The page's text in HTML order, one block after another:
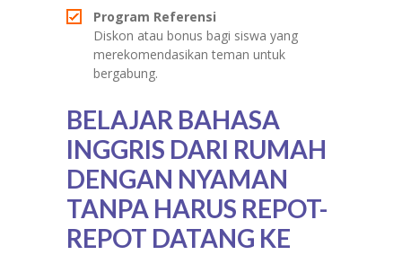
Program Referensi
Diskon atau bonus bagi siswa yang
merekomendasikan teman untuk
bergabung.
BELAJAR BAHASA
INGGRIS DARI RUMAH
DENGAN NYAMAN
TANPA HARUS REPOT-
REPOT DATANG KE